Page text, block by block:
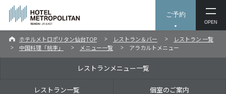
ご予約
OPEN
ホテルメトロポリタン仙台TOP レストラン＆バー
レストラン 一覧
中国料理「桃李」
メニュー一覧 アラカルトメニュー
レストランメニュー一覧
レストラン一覧 個室のご案内